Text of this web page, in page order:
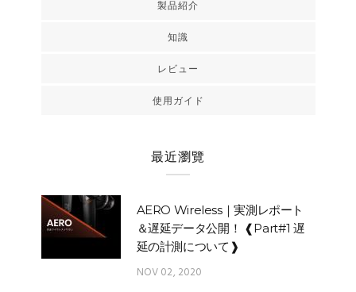
製品紹介
知識
レビュー
使用ガイド
最近瀏覽
AERO Wireless｜実測レポート
＆遅延データ公開！ ❰Part#1 遅
延の計測について❱
NOV 02, 2020